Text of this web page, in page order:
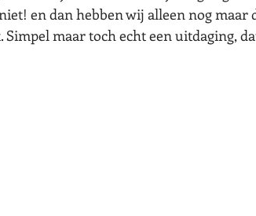
en dan hebben wij alleen nog maar
maar toch echt een uitdaging,